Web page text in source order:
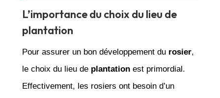
L’importance du choix du lieu de
plantation
Pour assurer un bon développement du rosier,
le choix du lieu de plantationest primordial.
Effectivement, les rosiers ont besoin d’un